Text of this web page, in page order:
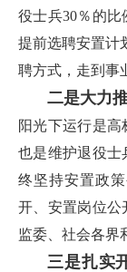
役士兵30％的比
提前选聘安置计
聘方式，走到事
二是大力
阳光下运行是高
也是维护退役士
终坚持安置政
开、安置岗位公
监委、社会各界
三是扎实